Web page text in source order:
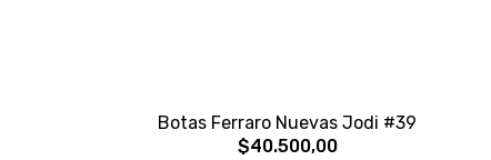
Botas Ferraro Nuevas Jodi #39
$40.500,00